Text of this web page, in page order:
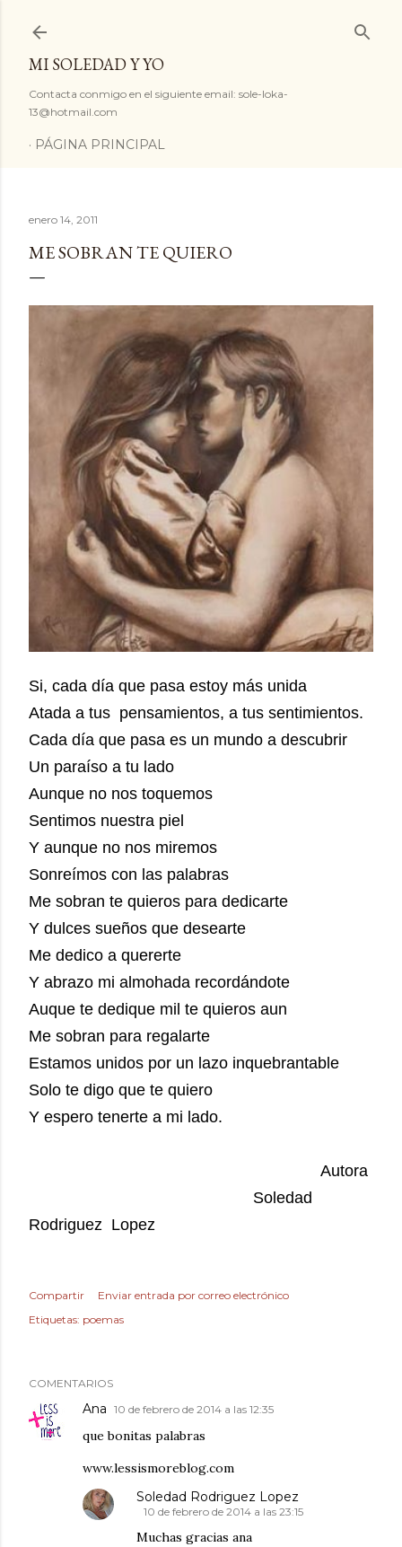
MI SOLEDAD Y YO
Contacta conmigo en el siguiente email: sole-loka-
13@hotmail.com
PÁGINA PRINCIPAL
enero 14, 2011
ME SOBRAN TE QUIERO
Si, cada día que pasa estoy más unida
Atada a tus pensamientos, a tus sentimientos.
Cada día que pasa es un mundo a descubrir
Un paraíso a tu lado
Aunque no nos toquemos
Sentimos nuestra piel
Y aunque no nos miremos
Sonreímos con las palabras
Me sobran te quieros para dedicarte
Y dulces sueños que desearte
Me dedico a quererte
Y abrazo mi almohada recordándote
Auque te dedique mil te quieros aun
Me sobran para regalarte
Estamos unidos por un lazo inquebrantable
Solo te digo que te quiero
Y espero tenerte a mi lado.
Autora
Soledad
Rodriguez Lopez
Compartir
Enviar entrada por correo electrónico
Etiquetas: poemas
COMENTARIOS
Ana 10 de febrero de 2014 a las 12:35
que bonitas palabras
www.lessismoreblog.com
Soledad Rodriguez Lopez
10 de febrero de 2014 a las 23:15
Muchas gracias ana